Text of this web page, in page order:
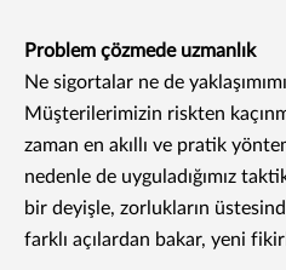
Problem çözmede uzmanlık
Ne sigortalar ne de
Müşterilerimizin riskten
zaman en akıllı ve pratik
nedenle de uyguladığımız
bir deyişle, zorlukların
farklı açılardan bakar, yeni